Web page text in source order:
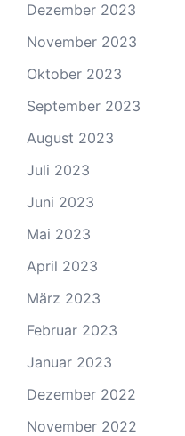
Dezember 2023
November 2023
Oktober 2023
September 2023
August 2023
Juli 2023
Juni 2023
Mai 2023
April 2023
März 2023
Februar 2023
Januar 2023
Dezember 2022
November 2022